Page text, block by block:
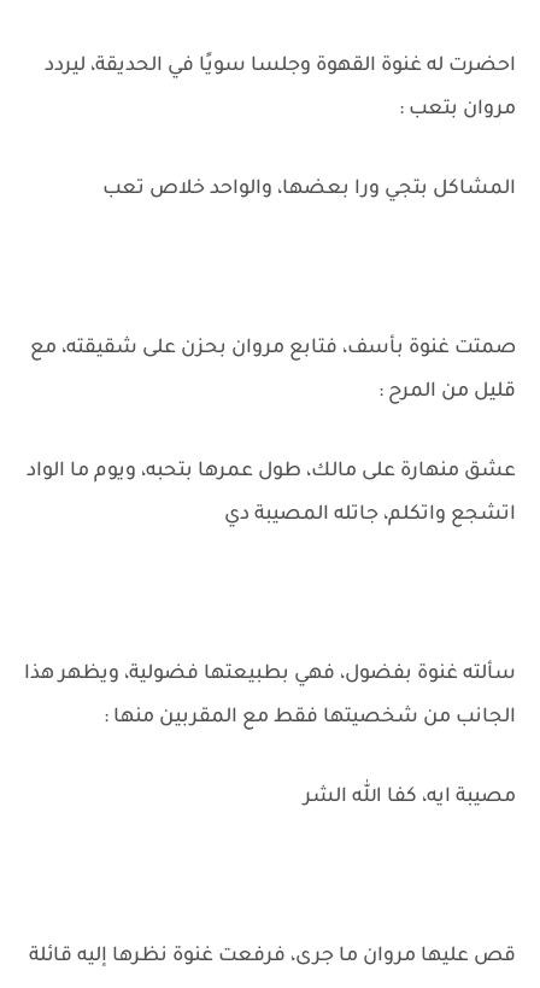
احضرت له غنوة القهوة وجلسا سويًا في الحديقة، ليردد
مروان بتعب :
المشاكل بتجي ورا بعضها، والواحد خلاص تعب
صمتت غنوة بأسف، فتابع مروان بحزن على شقيقته، مع
قليل من المرح :
عشق منهارة على مالك، طول عمرها بتحبه، ويوم ما الواد
اتشجع واتكلم، جاتله المصيبة دي
سألته غنوة بفضول، فهي بطبيعتها فضولية، ويظهر هذا
الجانب من شخصيتها فقط مع المقربين منها :
مصيبة ايه، كفا الله الشر
قص عليها مروان ما جرى، فرفعت غنوة نظرها إليه قائلة